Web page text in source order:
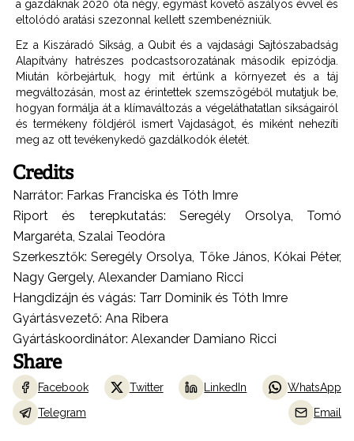
a gazdáknak 2020 óta négy, egymást követő aszályos évvel és
eltolódó aratási szezonnal kellett szembenézniük.
Ez a Kiszáradó Síkság, a Qubit és a vajdasági Sajtószabadság
Alapítvány hatrészes podcastsorozatának második epizódja.
Miután körbejártuk, hogy mit értünk a környezet és a táj
megváltozásán, most az érintettek szemszögéből mutatjuk be,
hogyan formálja át a klímaváltozás a végeláthatatlan síkságairól
és termékeny földjéről ismert Vajdaságot, és miként nehezíti
meg az ott tevékenykedő gazdálkodók életét.
Credits
Narrátor: Farkas Franciska és Tóth Imre
Riport és terepkutatás: Seregély Orsolya, Tomó
Margaréta, Szalai Teodóra
Szerkesztők: Seregély Orsolya, Tőke János, Kókai Péter,
Nagy Gergely, Alexander Damiano Ricci
Hangdizájn és vágás: Tarr Dominik és Tóth Imre
Gyártásvezető: Ana Ribera
Gyártáskoordinátor: Alexander Damiano Ricci
Share
Facebook Twitter LinkedIn
WhatsApp
Telegram
Email